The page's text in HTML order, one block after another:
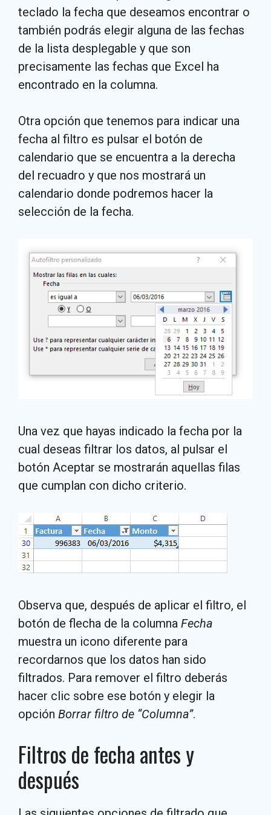
teclado la fecha que deseamos encontrar o
también podrás elegir alguna de las fechas
de la lista desplegable y que son
precisamente las fechas que Excel ha
encontrado en la columna.
Otra opción que tenemos para indicar una
fecha al filtro es pulsar el botón de
calendario que se encuentra a la derecha
del recuadro y que nos mostrará un
calendario donde podremos hacer la
selección de la fecha.
Una vez que hayas indicado la fecha por la
cual deseas filtrar los datos, al pulsar el
botón Aceptar se mostrarán aquellas filas
que cumplan con dicho criterio.
Observa que, después de aplicar el filtro, el
botón de flecha de la columna Fecha
muestra un icono diferente para
recordarnos que los datos han sido
filtrados. Para remover el filtro deberás
hacer clic sobre ese botón y elegir la
opción Borrar filtro de “Columna”.
Filtros de fecha antes y
después